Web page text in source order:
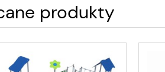
produkty